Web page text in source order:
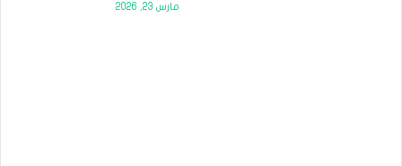
مارس 23, 2026